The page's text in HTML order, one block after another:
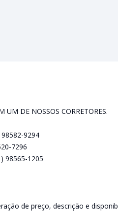
UM DE NOSSOS CORRETORES.
98582-9294
7296
98565-1205
de preço, descrição e